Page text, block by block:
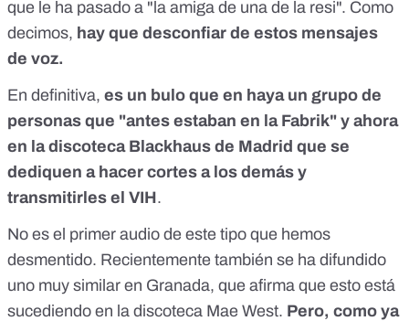
que le ha pasado a "la amiga de una de la resi". Como
decimos, hay que desconfiar de estos mensajes
de voz.
En definitiva, es un bulo que en haya un grupo de
personas que "antes estaban en la Fabrik" y ahora
en la discoteca Blackhaus de Madrid que se
dediquen a hacer cortes a los demás y
transmitirles el VIH.
No es el primer audio de este tipo que hemos
desmentido. Recientemente también se ha difundido
uno muy similar en Granada, que afirma que esto está
sucediendo en la discoteca Mae West. Pero, como ya